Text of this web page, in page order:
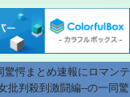
驚愕まとめ速報にロマンテ
批判殺到激闘編--の一同驚